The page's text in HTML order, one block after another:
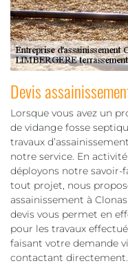
Devis
Lorsque vous avez un
de vidange fosse
travaux
notre service. En
déployons notre savoir-
tout projet, nous
assainissement à
devis vous permet en
pour les travaux
faisant votre demande
contactant directement.